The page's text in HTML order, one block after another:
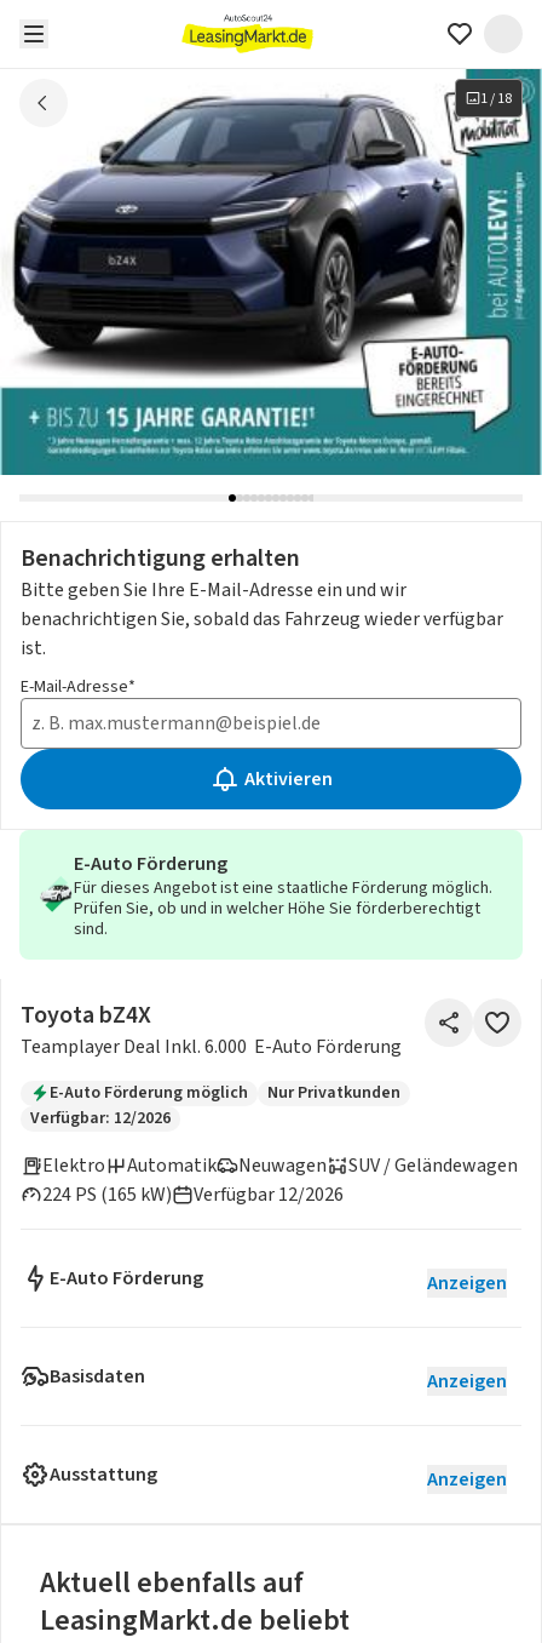
1/18
Benachrichtigung erhalten
Bitte geben Sie Ihre E-Mail-Adresse ein und wir
benachrichtigen Sie, sobald das Fahrzeug wieder verfügbar
ist.
E-Mail-Adresse*
Aktivieren
E-Auto Förderung
Für dieses Angebot ist eine staatliche Förderung möglich.
Prüfen Sie, ob und in welcher Höhe Sie förderberechtigt
sind.
Toyota bZ4X
Teamplayer Deal Inkl. 6.000  E-Auto Förderung
E-Auto Förderung möglich
Nur Privatkunden
Verfügbar: 12/2026
Elektro
Neuwagen
224 PS (165 kW)
Automatik
SUV / Geländewagen
Verfügbar 12/2026
E-Auto Förderung Anzeigen
Basisdaten Anzeigen
Ausstattung Anzeigen
Aktuell ebenfalls auf
LeasingMarkt.de beliebt